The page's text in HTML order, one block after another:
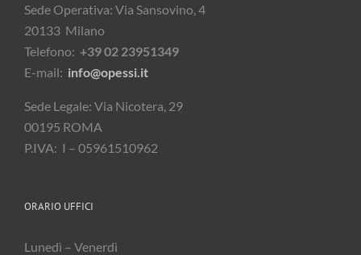
Sede Operativa: Via Sansovino, 4
20133 Milano
Telefono: +39 02 23951349
E-mail: info@opessi.it
Sede Legale: Via Nicotera, 29
00195 ROMA
P.IVA: I – 05961510962
ORARIO UFFICI
Lunedì – Venerdì